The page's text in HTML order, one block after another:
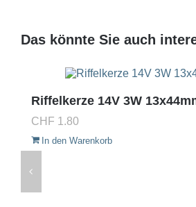
Das könnte Sie auch
Riffelkerze 14V 3W
CHF 1.80
In den Warenkorb